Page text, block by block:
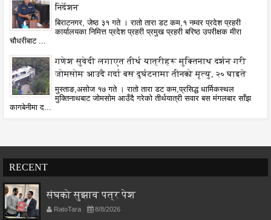
निर्देशन
बिराटनगर, जेष्ठ ३१ गते । रातो तारा डट कम,१ नम्वर प्रदेश प्रहरी
कार्यालयका निमित्त प्रदेश प्रहरी प्रमुख प्रहरी बरिष्ठ उपरीक्षक मीरा
चौधरीबाट ...
गणेश सुवेदी लगाएत तीर्थ यात्रीहरू मुक्तिनाथ दर्शन गरी
जोमसोम आउदै गर्दा बस दुर्घटनामा तीनको मृत्यु, २० घाइते
मुस्ताङ,असोज १७ गते । रातो तारा डट कम,प्रसिद्ध धार्मिकस्थल
मुक्तिनाथबाट जोमसोम आउँदै गरेको तीर्थयात्री सवार बस मंगलबार साँझ
कागबेनीमा द...
RECENT
संघको सुझाव पत्र पेश
RatoTara 8/8/2026